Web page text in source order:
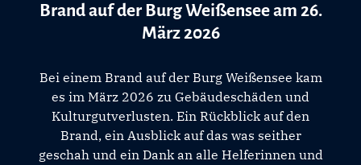
Brand auf der Burg Weißensee am 26.
März 2026
Bei einem Brand auf der Burg Weißensee kam
es im März 2026 zu Gebäudeschäden und
Kulturgutverlusten. Ein Rückblick auf den
Brand, ein Ausblick auf das was seither
geschah und ein Dank an alle Helferinnen und